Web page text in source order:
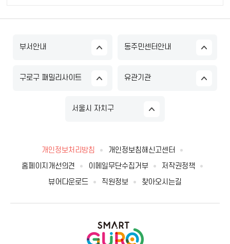
부서안내 동주민센터안내
구로구 패밀리사이트 유관기관
서울시 자치구
개인정보처리방침
개인정보침해신고센터
홈페이지개선의견
이메일무단수집거부
저작권정책
뷰어다운로드
직원정보 찾아오시는길